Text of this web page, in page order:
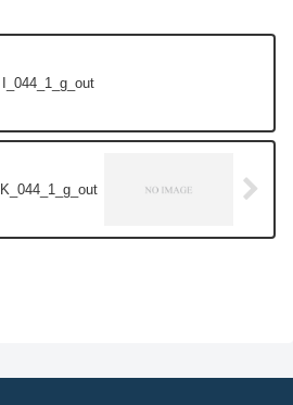
I_044_1_g_out
K_044_1_g_out